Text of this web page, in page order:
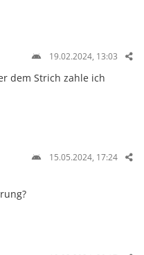
19.02.2024, 13:03
dem Strich zahle ich
15.05.2024, 17:24